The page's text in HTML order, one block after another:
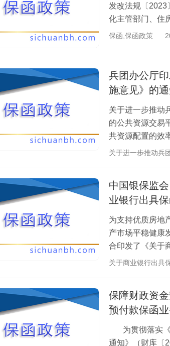
发改法规〔2023
化主管部门、住
村厅（局、委）
保函,保函政策
兵团办公厅
施意见》的
关于进一步推动
的公共资源交易
共资源配置的效
委深化“放管服”
关于进一步推动兵
中国银保监
业银行出具
为支持优质房地
产市场平稳健康
合印发了《关于
知》）。中国银
关于商业银行出具
保障财政资
预付款保函
为贯彻落实《
通知》（财库〔